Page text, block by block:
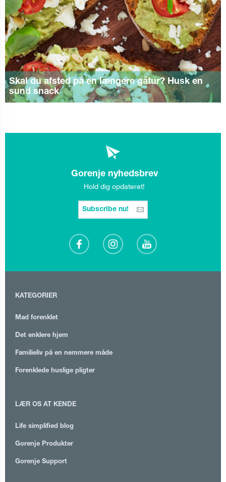
Skal du afsted på en længere gåtur? Husk en
sund snack
Gorenje nyhedsbrev
Hold dig opdateret!
Subscribe nu!
KATEGORIER
Mad forenklet
Det enklere hjem
Familieliv på en nemmere måde
Forenklede huslige pligter
LÆR OS AT KENDE
Life simplified blog
Gorenje Produkter
Gorenje Support